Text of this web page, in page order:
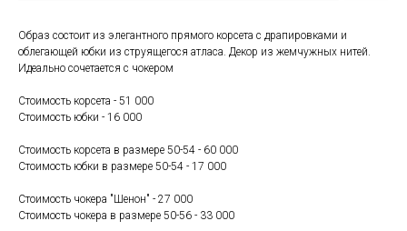
Образ состоит из элегантного прямого корсета с драпировками и
облегающей юбки из струящегося атласа. Декор из жемчужных нитей.
Идеально сочетается с чокером
Стоимость корсета - 51 000
Стоимость юбки - 16 000
Стоимость корсета в размере 50-54 - 60 000
Стоимость юбки в размере 50-54 - 17 000
Стоимость чокера "Шенон" - 27 000
Стоимость чокера в размере 50-56 - 33 000